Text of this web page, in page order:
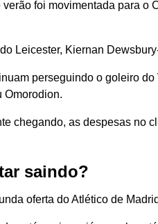
foi movimentada para o
Leicester, Kiernan
perseguindo o goleiro
Omorodion.
chegando, as despesas no
saindo?
oferta do Atlético de